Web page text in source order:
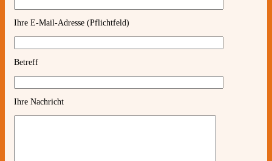
Ihre E-Mail-Adresse (Pflichtfeld)
Betreff
Ihre Nachricht